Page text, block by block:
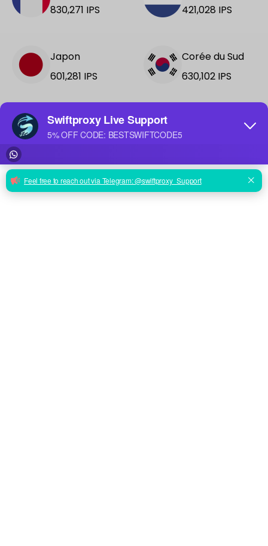
830,271 IPS
421,028 IPS
Japon
601,281 IPS
Corée du Sud
630,102 IPS
Brésil
2,182,842IPS
+188 More